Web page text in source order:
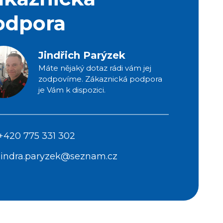
Jindřich Parýzek
Máte nějaký dotaz rádi vám jej
zodpovíme. Zákaznická podpora
je Vám k dispozici.
775 331 302